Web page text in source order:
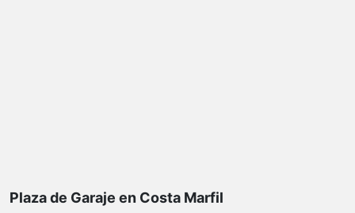
Plaza de Garaje en Costa Marfil